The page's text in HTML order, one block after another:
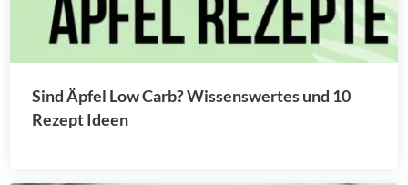
Sind Äpfel Low Carb? Wissenswertes und 10
Rezept Ideen